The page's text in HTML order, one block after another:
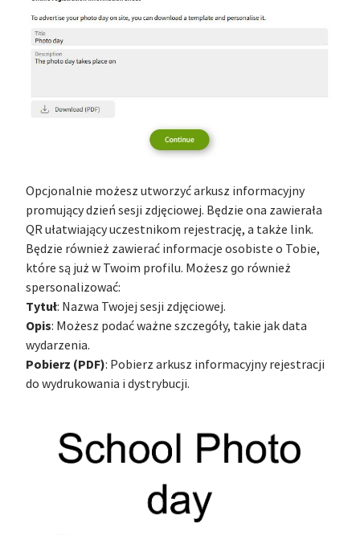
Opcjonalnie możesz utworzyć arkusz informacyjny
promujący dzień sesji zdjęciowej. Będzie ona zawierała
QR ułatwiający uczestnikom rejestrację, a także link.
Będzie również zawierać informacje osobiste o Tobie,
które są już w Twoim profilu. Możesz go również
spersonalizować:
Tytuł: Nazwa Twojej sesji zdjęciowej.
Opis: Możesz podać ważne szczegóły, takie jak data
wydarzenia.
Pobierz (PDF): Pobierz arkusz informacyjny rejestracji
do wydrukowania i dystrybucji.